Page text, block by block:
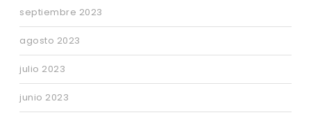
septiembre 2023
agosto 2023
julio 2023
junio 2023